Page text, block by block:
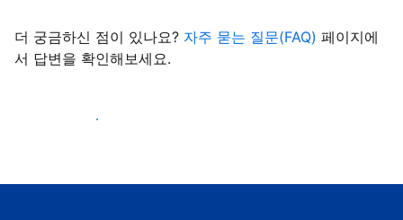
더 궁금하신 점이 있나요? 자주 묻는 질문(FAQ) 페이지에
서 답변을 확인해보세요.
숙소로 고객 유치하기